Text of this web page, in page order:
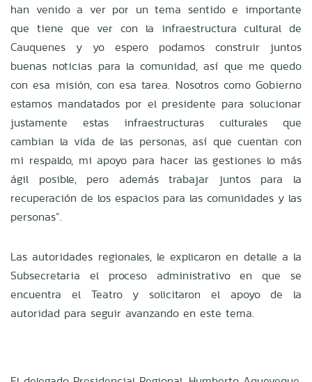
han venido a ver por un tema sentido e importante
que tiene que ver con la infraestructura cultural de
Cauquenes y yo espero podamos construir juntos
buenas noticias para la comunidad, así que me quedo
con esa misión, con esa tarea. Nosotros como Gobierno
estamos mandatados por el presidente para solucionar
justamente estas infraestructuras culturales que
cambian la vida de las personas, así que cuentan con
mi respaldo, mi apoyo para hacer las gestiones lo más
ágil posible, pero además trabajar juntos para la
recuperación de los espacios para las comunidades y las
personas”.
Las autoridades regionales, le explicaron en detalle a la
Subsecretaria el proceso administrativo en que se
encuentra el Teatro y solicitaron el apoyo de la
autoridad para seguir avanzando en este tema.